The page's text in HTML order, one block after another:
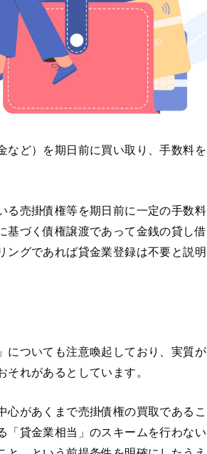
など）を期日前に買い取り、手数料を
る売掛債権等を期日前に一定の手数料
基づく債権譲渡であって金銭の貸し借
ングであれば貸金業登録は不要と説明
についても注意喚起しており、実質が
れがあるとしています。
があくまで売掛債権の買取であるこ
貸金業相当」のスキームを行わない